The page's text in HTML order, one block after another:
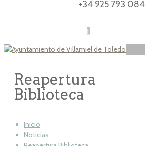
F
+34 925 793 084
Reapertura
Biblioteca
Inicio
Noticias